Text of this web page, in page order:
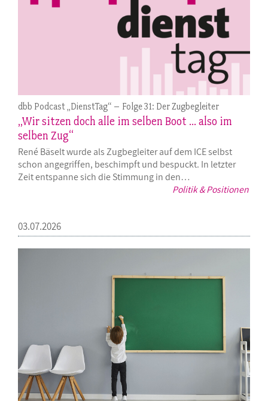
Politik & Positionen
dbb Podcast „DienstTag“ – Folge 31: Der Zugbegleiter
„Wir sitzen doch alle im selben Boot ... also im
selben Zug“
René Bäselt wurde als Zugbegleiter auf dem ICE selbst
schon angegriffen, beschimpft und bespuckt. In letzter
Zeit entspanne sich die Stimmung in den…
03.07.2026